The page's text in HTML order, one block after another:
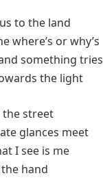
to the land
where’s or why’s
something tries
the light
the street
glances meet
I see is me
hand